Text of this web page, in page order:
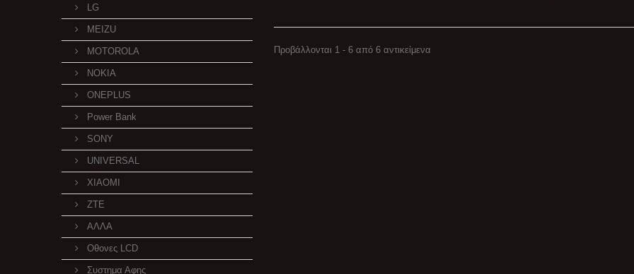
LG
MEIZU
MOTOROLA
NOKIA
ONEPLUS
Power Bank
SONY
UNIVERSAL
XIAOMI
ZTE
ΑΛΛΑ
Οθονες LCD
Συστημα Αφης
Προβάλλονται 1 - 6 από 6 αντικείμενα